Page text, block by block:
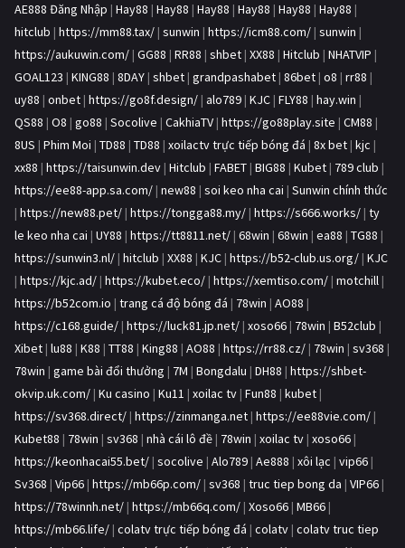
AE888 Đăng Nhập | Hay88 | Hay88 | Hay88 | Hay88 | Hay88 | Hay88 |
hitclub | https://mm88.tax/ | sunwin | https://icm88.com/ | sunwin |
https://aukuwin.com/ | GG88 | RR88 | shbet | XX88 | Hitclub | NHATVIP |
GOAL123 | KING88 | 8DAY | shbet | grandpashabet | 86bet | o8 | rr88 |
uy88 | onbet | https://go8f.design/ | alo789 | KJC | FLY88 | hay.win |
QS88 | O8 | go88 | Socolive | CakhiaTV | https://go88play.site | CM88 |
8US | Phim Moi | TD88 | TD88 | xoilactv trực tiếp bóng đá | 8x bet | kjc |
xx88 | https://taisunwin.dev | Hitclub | FABET | BIG88 | Kubet | 789 club |
https://ee88-app.sa.com/ | new88 | soi keo nha cai | Sunwin chính thức
| https://new88.pet/ | https://tongga88.my/ | https://s666.works/ | ty
le keo nha cai | UY88 | https://tt8811.net/ | 68win | 68win | ea88 | TG88 |
https://sunwin3.nl/ | hitclub | XX88 | KJC | https://b52-club.us.org/ | KJC
| https://kjc.ad/ | https://kubet.eco/ | https://xemtiso.com/ | motchill |
https://b52com.io | trang cá độ bóng đá | 78win | AO88 |
https://c168.guide/ | https://luck81.jp.net/ | xoso66 | 78win | B52club |
Xibet | lu88 | K88 | TT88 | King88 | AO88 | https://rr88.cz/ | 78win | sv368 |
78win | game bài đổi thưởng | 7M | Bongdalu | DH88 | https://shbet-
okvip.uk.com/ | Ku casino | Ku11 | xoilac tv | Fun88 | kubet |
https://sv368.direct/ | https://zinmanga.net | https://ee88vie.com/ |
Kubet88 | 78win | sv368 | nhà cái lô đề | 78win | xoilac tv | xoso66 |
https://keonhacai55.bet/ | socolive | Alo789 | Ae888 | xôi lạc | vip66 |
Sv368 | Vip66 | https://mb66p.com/ | sv368 | truc tiep bong da | VIP66 |
https://78winnh.net/ | https://mb66q.com/ | Xoso66 | MB66 |
https://mb66.life/ | colatv trực tiếp bóng đá | colatv | colatv truc tiep